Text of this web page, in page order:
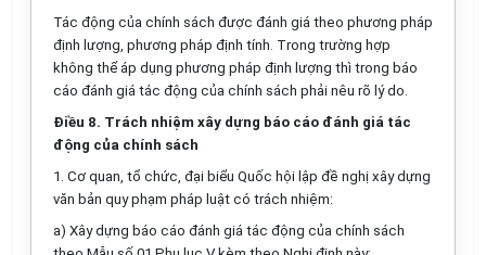
Tác động của chính sách được đánh giá theo phương pháp
định lượng, phương pháp định tính. Trong trường hợp
không thể áp dụng phương pháp định lượng thì trong báo
cáo đánh giá tác động của chính sách phải nêu rõ lý do.
Điều 8. Trách nhiệm xây dựng báo cáo đánh giá tác
động của chính sách
1. Cơ quan, tổ chức, đại biểu Quốc hội lập đề nghị xây dựng
văn bản quy phạm pháp luật có trách nhiệm:
a) Xây dựng báo cáo đánh giá tác động của chính sách